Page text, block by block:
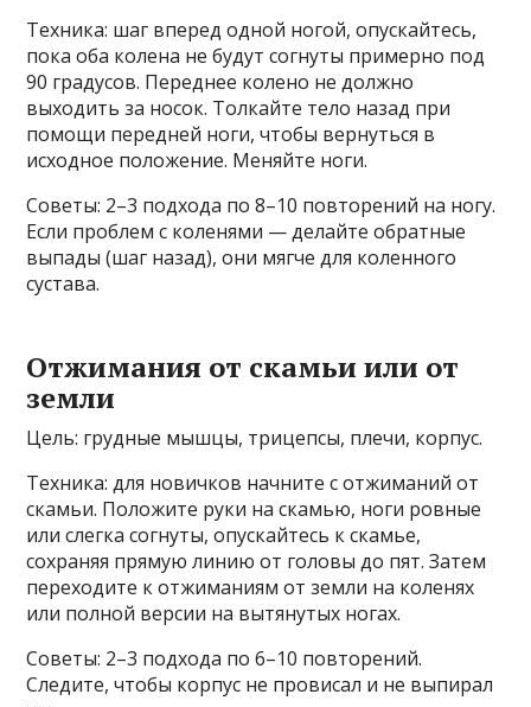
Техника: шаг вперед одной ногой, опускайтесь,
пока оба колена не будут согнуты примерно под
90 градусов. Переднее колено не должно
выходить за носок. Толкайте тело назад при
помощи передней ноги, чтобы вернуться в
исходное положение. Меняйте ноги.
Советы: 2–3 подхода по 8–10 повторений на ногу.
Если проблем с коленями — делайте обратные
выпады (шаг назад), они мягче для коленного
сустава.
Отжимания от скамьи или от
земли
Цель: грудные мышцы, трицепсы, плечи, корпус.
Техника: для новичков начните с отжиманий от
скамьи. Положите руки на скамью, ноги ровные
или слегка согнуты, опускайтесь к скамье,
сохраняя прямую линию от головы до пят. Затем
переходите к отжиманиям от земли на коленях
или полной версии на вытянутых ногах.
Советы: 2–3 подхода по 6–10 повторений.
Следите, чтобы корпус не провисал и не выпирал